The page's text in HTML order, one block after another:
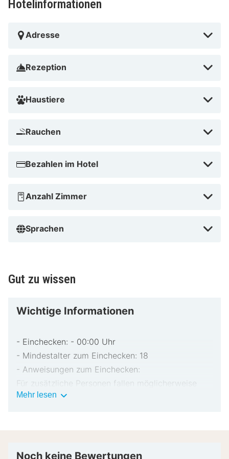
Hotelinformationen
Adresse
Rezeption
Haustiere
Rauchen
Bezahlen im Hotel
Anzahl Zimmer
Sprachen
Gut zu wissen
Wichtige Informationen
- Einchecken: - 00:00 Uhr
- Mindestalter zum Einchecken: 18
- Anweisungen zum Einchecken:
Für zusätzliche Personen fallen möglicherweise
Gebühren an, die abhängig von den Bestimmungen
bar für unvorhergesehene Aufwendungen verlangt.
Mehr lesen Wichtige
Noch keine Bewertungen